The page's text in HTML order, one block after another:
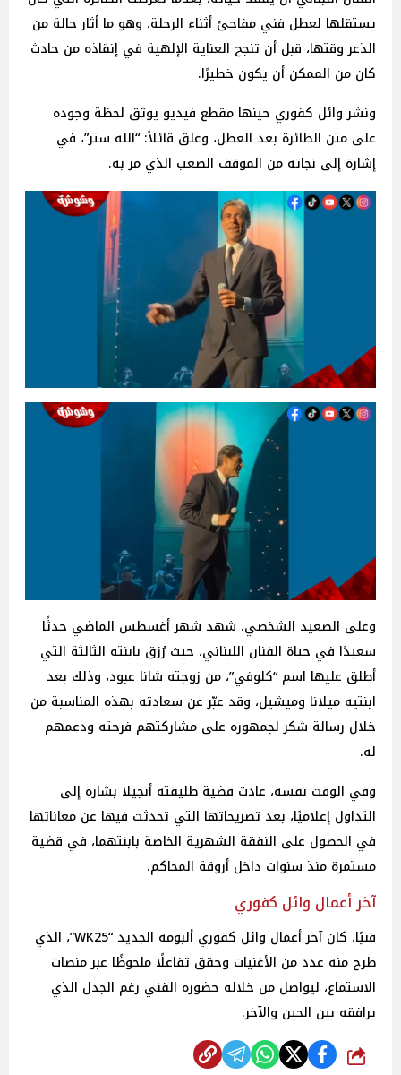
يستقلها لعطل فني مفاجئ أثناء الرحلة، وهو ما أثار حالة من
الذعر وقتها، قبل أن تنجح العناية الإلهية في إنقاذه من حادث
كان من الممكن أن يكون خطيرًا.
ونشر وائل كفوري حينها مقطع فيديو يوثق لحظة وجوده
على متن الطائرة بعد العطل، وعلق قائلاً: “الله ستر”، في
إشارة إلى نجاته من الموقف الصعب الذي مر به.
وعلى الصعيد الشخصي، شهد شهر أغسطس الماضي حدثًا
سعيدًا في حياة الفنان اللبناني، حيث رُزق بابنته الثالثة التي
أطلق عليها اسم “كلوفي”، من زوجته شانا عبود، وذلك بعد
ابنتيه ميلانا وميشيل، وقد عبّر عن سعادته بهذه المناسبة من
خلال رسالة شكر لجمهوره على مشاركتهم فرحته ودعمهم
له.
وفي الوقت نفسه، عادت قضية طليقته أنجيلا بشارة إلى
التداول إعلاميًا، بعد تصريحاتها التي تحدثت فيها عن معاناتها
في الحصول على النفقة الشهرية الخاصة بابنتهما، في قضية
مستمرة منذ سنوات داخل أروقة المحاكم.
آخر أعمال وائل كفوري
فنيًا، كان آخر أعمال وائل كفوري ألبومه الجديد “WK25”، الذي
طرح منه عدد من الأغنيات وحقق تفاعلًا ملحوظًا عبر منصات
الاستماع، ليواصل من خلاله حضوره الفني رغم الجدل الذي
يرافقه بين الحين والآخر.
شارك